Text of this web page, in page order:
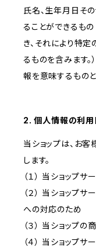
氏名、生年月日そ
ることができるも
き、それにより特
るものを含みます
報を意味するものと
2. 個人情報の利用
当ショップは、お
します。
（１） 当ショップ
（２） 当ショップ
への対応のため
（３） 当ショップ
（４） 当ショップ